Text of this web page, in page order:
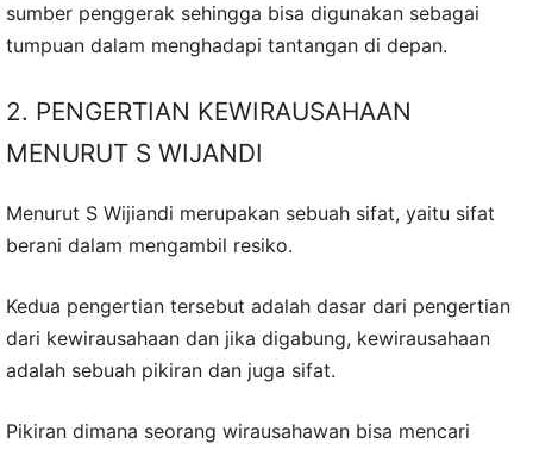
sumber penggerak sehingga bisa digunakan sebagai
tumpuan dalam menghadapi tantangan di depan.
2. PENGERTIAN KEWIRAUSAHAAN
MENURUT S WIJANDI
Menurut S Wijiandi merupakan sebuah sifat, yaitu sifat
berani dalam mengambil resiko.
Kedua pengertian tersebut adalah dasar dari pengertian
dari kewirausahaan dan jika digabung, kewirausahaan
adalah sebuah pikiran dan juga sifat.
Pikiran dimana seorang wirausahawan bisa mencari